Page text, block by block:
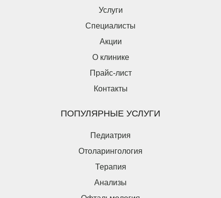
Услуги
Специалисты
Акции
О клинике
Прайс-лист
Контакты
ПОПУЛЯРНЫЕ УСЛУГИ
Педиатрия
Отоларингология
Терапия
Анализы
Оставьте заявку на налоговый вычет
Пациент является плательщиком